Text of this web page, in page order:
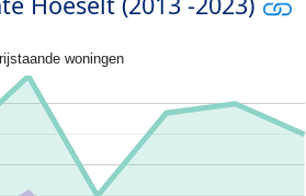
woningen